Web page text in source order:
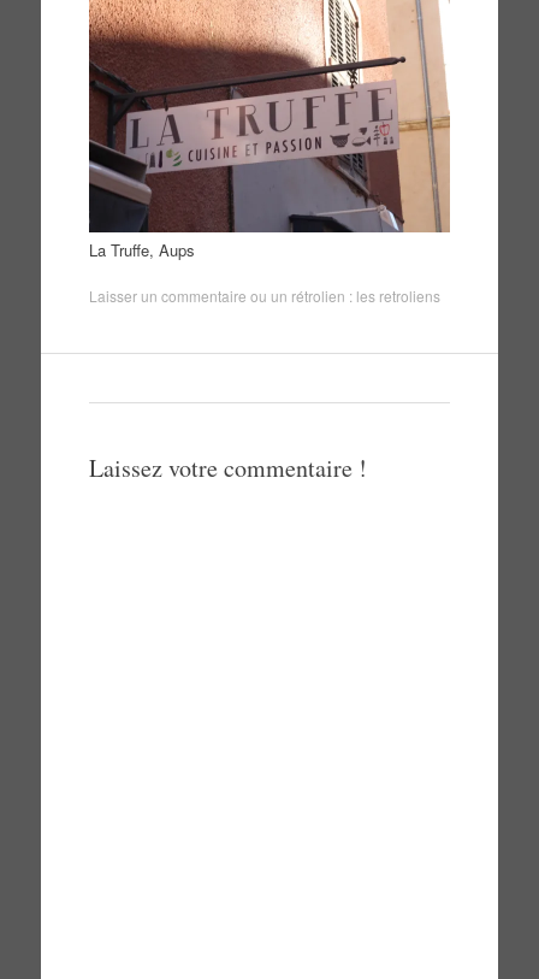
La Truffe, Aups
Laisser un commentaire ou un rétrolien : les retroliens
Laissez votre commentaire !